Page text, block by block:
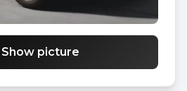
Show picture